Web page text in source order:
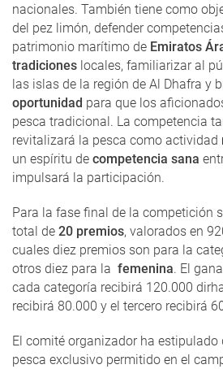
nacionales. También tiene como
del pez limón, defender
patrimonio marítimo de Emiratos
tradiciones locales, familiarizar al
las islas de la región de Al Dhafra y
oportunidad para que los
pesca tradicional. La competencia
revitalizará la pesca como actividad
un espíritu de competencia sana
impulsará la participación.
Para la fase final de la competición
total de 20 premios, valorados en
cuales diez premios son para la
otros diez para la femenina. El
cada categoría recibirá 120.000
recibirá 80.000 y el tercero recibirá
El comité organizador ha estipulado
pesca exclusivo permitido en el